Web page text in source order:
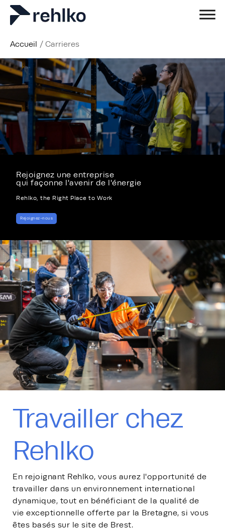
Accueil / Carrieres
Rejoignez une entreprise
qui façonne l'avenir de l'énergie
Rehlko, the Right Place to Work
Rejoignez-nous
Travailler chez
Rehlko
En rejoignant Rehlko, vous aurez l'opportunité de
travailler dans un environnement international
dynamique, tout en bénéficiant de la qualité de
vie exceptionnelle offerte par la Bretagne, si vous
êtes basés sur le site de Brest.